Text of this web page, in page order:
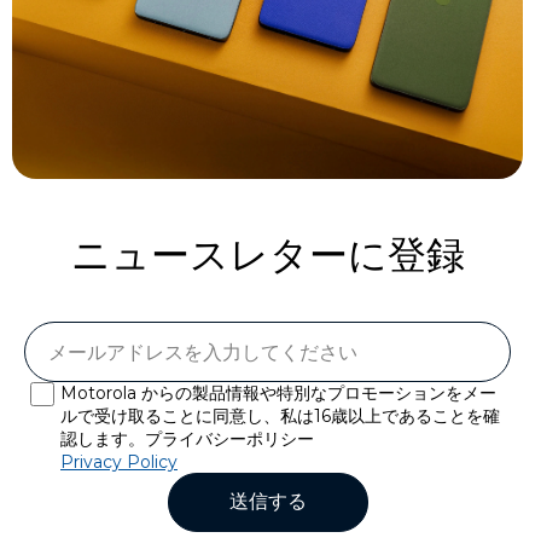
ニュースレターに登録
送信する
Motorola からの製品情報や特別なプロモーションをメー
ルで受け取ることに同意し、私は16歳以上であることを確
認します。プライバシーポリシー
Privacy Policy